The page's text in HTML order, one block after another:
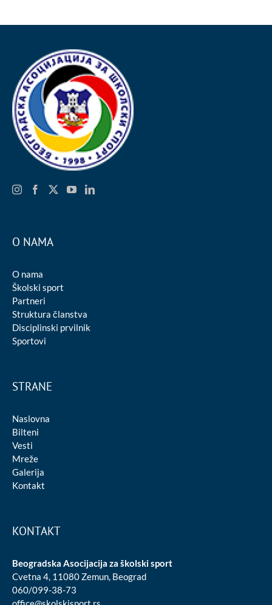
O NAMA
O nama
Školski sport
Partneri
Struktura članstva
Disciplinski prvilnik
Sportovi
STRANE
Naslovna
Bilteni
Vesti
Mreže
Galerija
Kontakt
KONTAKT
Beogradska Asocijacija za školski sport
Cvetna 4, 11080 Zemun, Beograd
060/099-38-73